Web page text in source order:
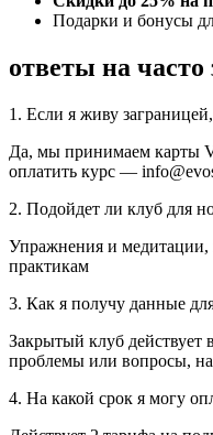
Подарки и бонусы
ответы на
1. Если я живу
Да, мы принимаем карты
оплатить курс —
2. Подойдет ли клуб для
Упражнения и медитации,
практикам
3. Как я получу данные
Закрытый клуб действует
проблемы или вопросы,
4. На какой срок я могу